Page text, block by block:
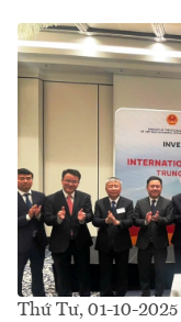
Thứ Tư, 01-10-2025